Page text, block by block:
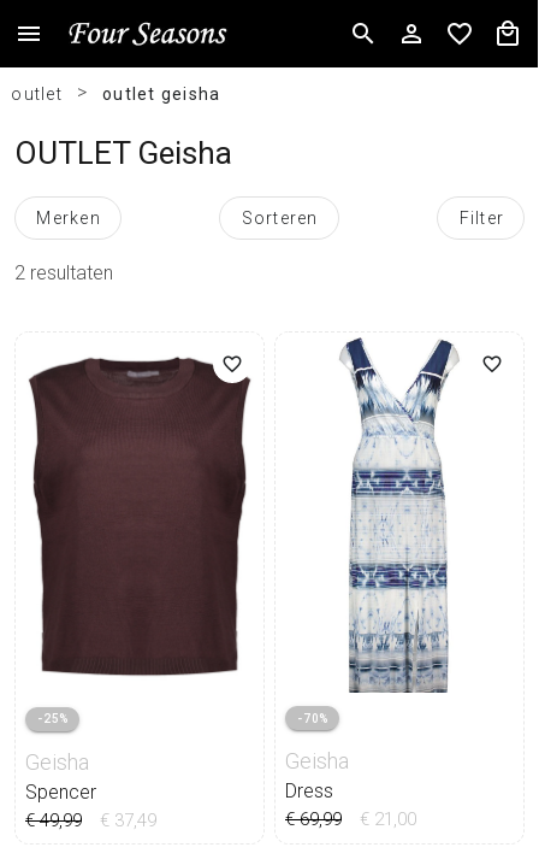
outlet > outlet geisha
OUTLET Geisha
Merken Sorteren Filter
2 resultaten
-25%
Geisha
Spencer
€ 49,99 € 37,49
-70%
Geisha
Dress
€ 69,99 € 21,00